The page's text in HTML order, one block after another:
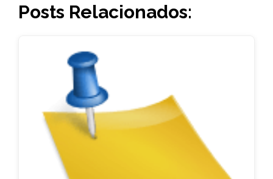
Posts Relacionados: